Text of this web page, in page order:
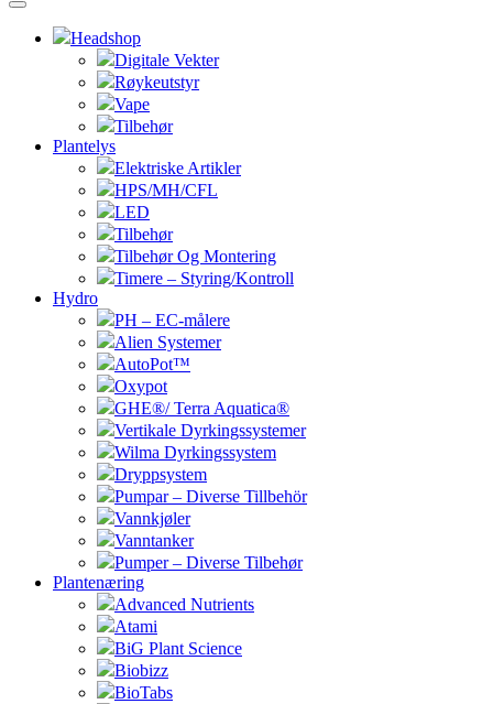
Headshop
Digitale Vekter
Røykeutstyr
Vape
Tilbehør
Plantelys
Elektriske Artikler
HPS/MH/CFL
LED
Tilbehør
Tilbehør Og Montering
Timere – Styring/Kontroll
Hydro
PH – EC-målere
Alien Systemer
AutoPot™
Oxypot
GHE®/ Terra Aquatica®
Vertikale Dyrkingssystemer
Wilma Dyrkingssystem
Dryppsystem
Pumpar – Diverse Tillbehör
Vannkjøler
Vanntanker
Pumper – Diverse Tilbehør
Plantenæring
Advanced Nutrients
Atami
BiG Plant Science
Biobizz
BioTabs